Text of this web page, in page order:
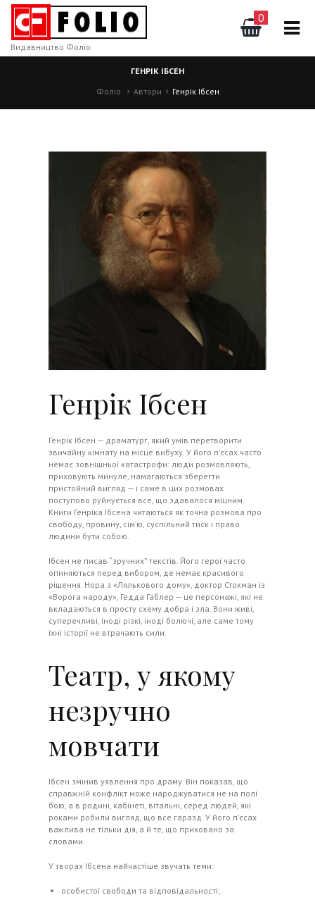
0
Видавництво Фоліо
ГЕНРІК ІБСЕН
Фоліо
Автори Генрік Ібсен
Генрік Ібсен
Генрік Ібсен — драматург, який умів перетворити
звичайну кімнату на місце вибуху. У його п’єсах часто
немає зовнішньої катастрофи: люди розмовляють,
приховують минуле, намагаються зберегти
пристойний вигляд — і саме в цих розмовах
поступово руйнується все, що здавалося міцним.
Книги Генріка Ібсена читаються як точна розмова про
свободу, провину, сім’ю, суспільний тиск і право
людини бути собою.
Ібсен не писав “зручних” текстів. Його герої часто
опиняються перед вибором, де немає красивого
рішення. Нора з «Лялькового дому», доктор Стокман із
«Ворога народу», Гедда Габлер — це персонажі, які не
вкладаються в просту схему добра і зла. Вони живі,
суперечливі, іноді різкі, іноді болючі, але саме тому
їхні історії не втрачають сили.
Театр, у якому
незручно
мовчати
Ібсен змінив уявлення про драму. Він показав, що
справжній конфлікт може народжуватися не на полі
бою, а в родині, кабінеті, вітальні, серед людей, які
роками робили вигляд, що все гаразд. У його п’єсах
важлива не тільки дія, а й те, що приховано за
словами.
У творах Ібсена найчастіше звучать теми:
особистої свободи та відповідальності;